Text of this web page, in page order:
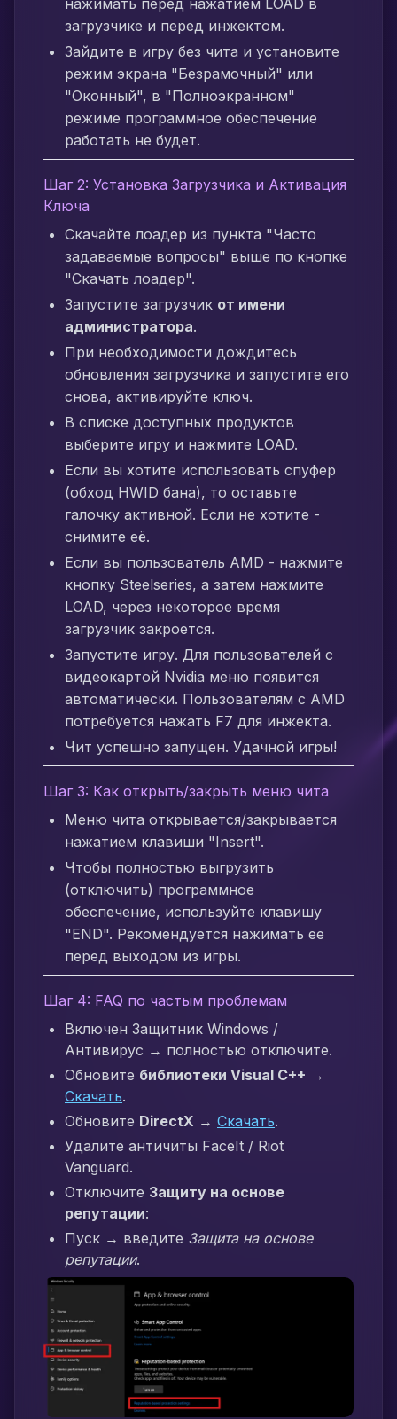
нажимать перед нажатием LOAD в
загрузчике и перед инжектом.
Зайдите в игру без чита и установите
режим экрана "Безрамочный" или
"Оконный", в "Полноэкранном"
режиме программное обеспечение
работать не будет.
Шаг 2: Установка Загрузчика и Активация
Ключа
Скачайте лоадер из пункта "Часто
задаваемые вопросы" выше по кнопке
"Скачать лоадер".
Запустите загрузчик от имени
администратора.
При необходимости дождитесь
обновления загрузчика и запустите его
снова, активируйте ключ.
В списке доступных продуктов
выберите игру и нажмите LOAD.
Если вы хотите использовать спуфер
(обход HWID бана), то оставьте
галочку активной. Если не хотите -
снимите её.
Если вы пользователь AMD - нажмите
кнопку Steelseries, а затем нажмите
LOAD, через некоторое время
загрузчик закроется.
Запустите игру. Для пользователей с
видеокартой Nvidia меню появится
автоматически. Пользователям с AMD
потребуется нажать F7 для инжекта.
Чит успешно запущен. Удачной игры!
Шаг 3: Как открыть/закрыть меню чита
Меню чита открывается/закрывается
нажатием клавиши "Insert".
Чтобы полностью выгрузить
(отключить) программное
обеспечение, используйте клавишу
"END". Рекомендуется нажимать ее
перед выходом из игры.
Шаг 4: FAQ по частым проблемам
Включен Защитник Windows /
Антивирус → полностью отключите.
Обновите библиотеки Visual C++ →
Скачать.
Обновите DirectX → Скачать.
Удалите античиты FaceIt / Riot
Vanguard.
Отключите Защиту на основе
репутации:
Пуск → введите Защита на основе
репутации.